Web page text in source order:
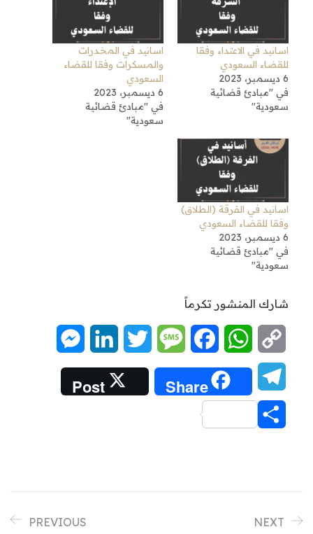
اسانيد في الاعتداء وفقا
للقضاء السعودي
6 ديسمبر، 2023
في "مبادئ قضائية
سعودية"
اسانيد في المخدرات
والمسكرات وفقا للقضاء
السعودي
6 ديسمبر، 2023
في "مبادئ قضائية
سعودية"
اسانيد في الفرقة (الطلاق)
وفقا للقضاء السعودي
6 ديسمبر، 2023
في "مبادئ قضائية
سعودية"
شارك المنشور تكرماً
Copy
Link
WhatsApp
Facebook
Message
Twitter
LinkedIn
Telegram
Share
Post
PREVIOUS NEXT